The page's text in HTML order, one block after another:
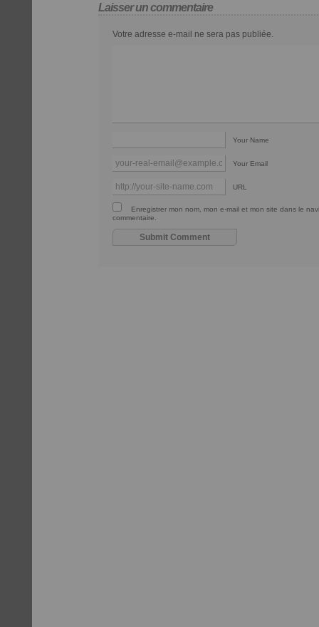
Laisser un commentaire
Votre adresse e-mail ne sera pas publiée.
Your Name
Your Email
URL
Enregistrer mon nom, mon e-mail et mon site dans le
commentaire.